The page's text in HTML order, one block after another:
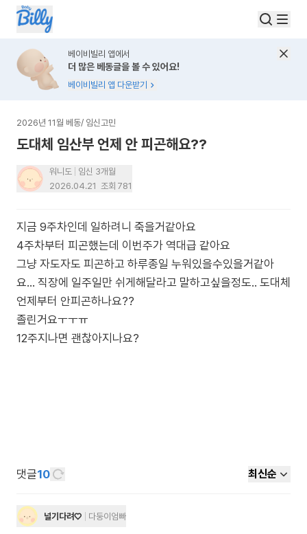
베이비빌리 앱에서
더 많은 베동글을 볼 수 있어요!
베이비빌리 앱 다운받기
2026년 11월 베동/ 임신고민
도대체 임산부 언제 안 피곤해요??
워니도
임신 3개월
2026.04.21 조회 781
지금 9주차인데 일하려니 죽을거같아요
4주차부터 피곤했는데 이번주가 역대급 같아요
그냥 자도자도 피곤하고 하루종일 누워있을수있을거같아
요... 직장에 일주일만 쉬게해달라고 말하고싶을정도.. 도대체
언제부터 안피곤하나요??
졸린거요ㅜㅜㅠ
12주지나면 괜찮아지나요?
댓글10 최신순
널기다려♡ 다둥이엄빠